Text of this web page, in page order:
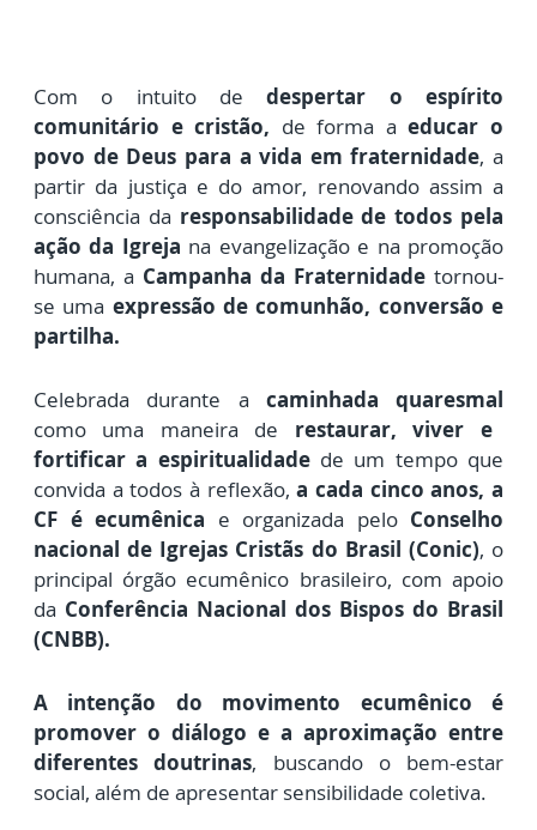
Com o intuito dedespertar o espírito
comunitário e cristão, de forma aeducar o
povo de Deus para a vida em fraternidade, a
partir da justiça e do amor, renovando assim a
consciência da responsabilidade de todos pela
ação da Igreja na evangelização e na promoção
humana, a Campanha da Fraternidade tornou-
se uma expressão de comunhão, conversão e
partilha.
Celebrada durante a caminhada quaresmal
como uma maneira de restaurar, viver e
fortificar a espiritualidadede um tempo que
convida a todos à reflexão,a cada cinco anos,a
CF é ecumênica e organizada pelo Conselho
nacional de Igrejas Cristãs do Brasil (Conic), o
principal órgão ecumênico brasileiro, com apoio
da Conferência Nacional dos Bispos do Brasil
(CNBB).
A intenção do movimento ecumênico é
promover o diálogo e a aproximação entre
diferentes doutrinas, buscando o bem-estar
social, além de apresentar sensibilidade coletiva.